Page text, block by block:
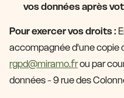
vos données après
Pour exercer vos droits :
accompagnée d'une copie
rgpd@miramo.frou par
données - 9 rue des